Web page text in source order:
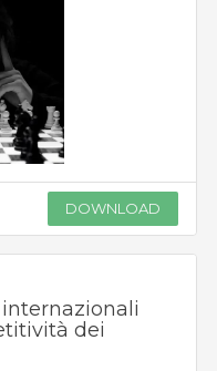
DOWNLOAD
internazionali
dei